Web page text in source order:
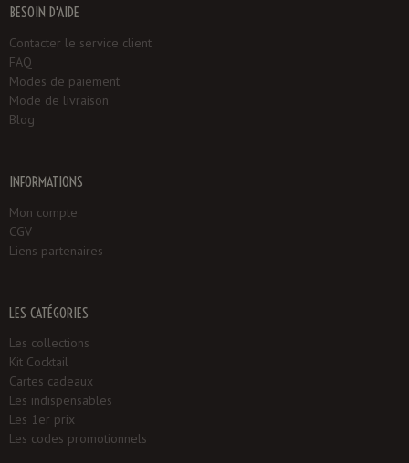
BESOIN D'AIDE
Contacter le service client
FAQ
Modes de paiement
Mode de livraison
Blog
INFORMATIONS
Mon compte
CGV
Liens partenaires
LES CATÉGORIES
Les collections
Kit Cocktail
Cartes cadeaux
Les indispensables
Les 1er prix
Les codes promotionnels